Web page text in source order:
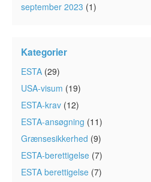
september 2023 (1)
Kategorier
ESTA (29)
USA-visum (19)
ESTA-krav (12)
ESTA-ansøgning (11)
Grænsesikkerhed (9)
ESTA-berettigelse (7)
ESTA berettigelse (7)